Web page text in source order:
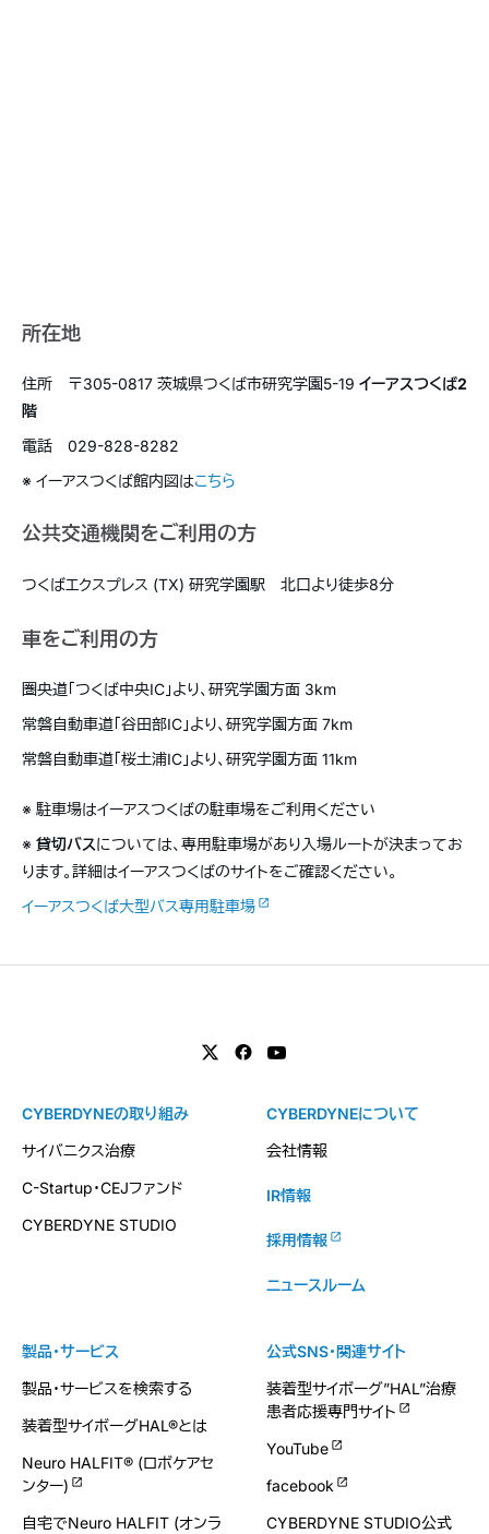
所在地
住所 〒305-0817 茨城県つくば市研究学園5-19 イーアスつくば2
階
電話 029-828-8282
※ イーアスつくば館内図はこちら
公共交通機関をご利用の方
つくばエクスプレス (TX) 研究学園駅 北口より徒歩8分
車をご利用の方
圏央道「つくば中央IC」より、研究学園方面 3km
常磐自動車道「谷田部IC」より、研究学園方面 7km
常磐自動車道「桜土浦IC」より、研究学園方面 11km
※ 駐車場はイーアスつくばの駐車場をご利用ください
※ 貸切バスについては、専用駐車場があり入場ルートが決まってお
ります。詳細はイーアスつくばのサイトをご確認ください。
イーアスつくば大型バス専用駐車場
製品・サービス
製品・サービスを検索する
装着型サイボーグHAL®とは
Neuro HALFIT® (ロボケアセ
ンター)
自宅でNeuro HALFIT (オンラ
CYBERDYNEの取り組み
サイバニクス治療
C-Startup・CEJファンド
CYBERDYNE STUDIO
CYBERDYNEについて
会社情報
IR情報
採用情報
ニュースルーム
公式SNS・関連サイト
装着型サイボーグ”HAL”治療
患者応援専門サイト
YouTube
facebook
CYBERDYNE STUDIO公式